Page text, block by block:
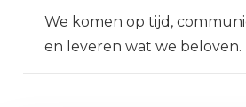
We komen op tijd,
en leveren wat we beloven.